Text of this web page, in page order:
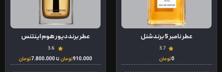
عطر نامبر 5 برند شنل
3.7
تومان
عطر برند دیور هوم اینتنس
3.6
910.000تومانتا7.800.000تومان